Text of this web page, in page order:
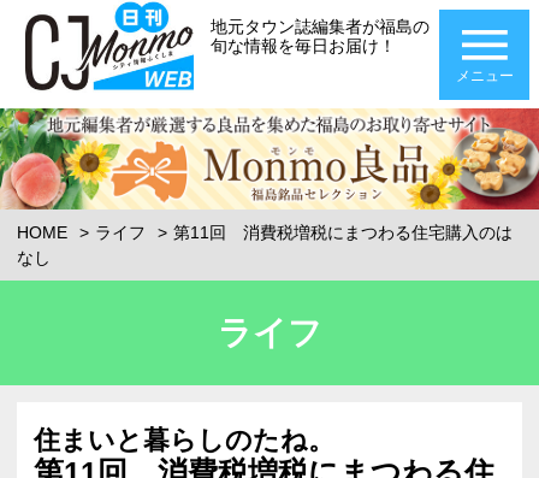
地元タウン誌編集者が福島の
旬な情報を毎日お届け！
メニュー
HOME ライフ
第11回 消費税増税にまつわる住宅購入のは
なし
ライフ
住まいと暮らしのたね。